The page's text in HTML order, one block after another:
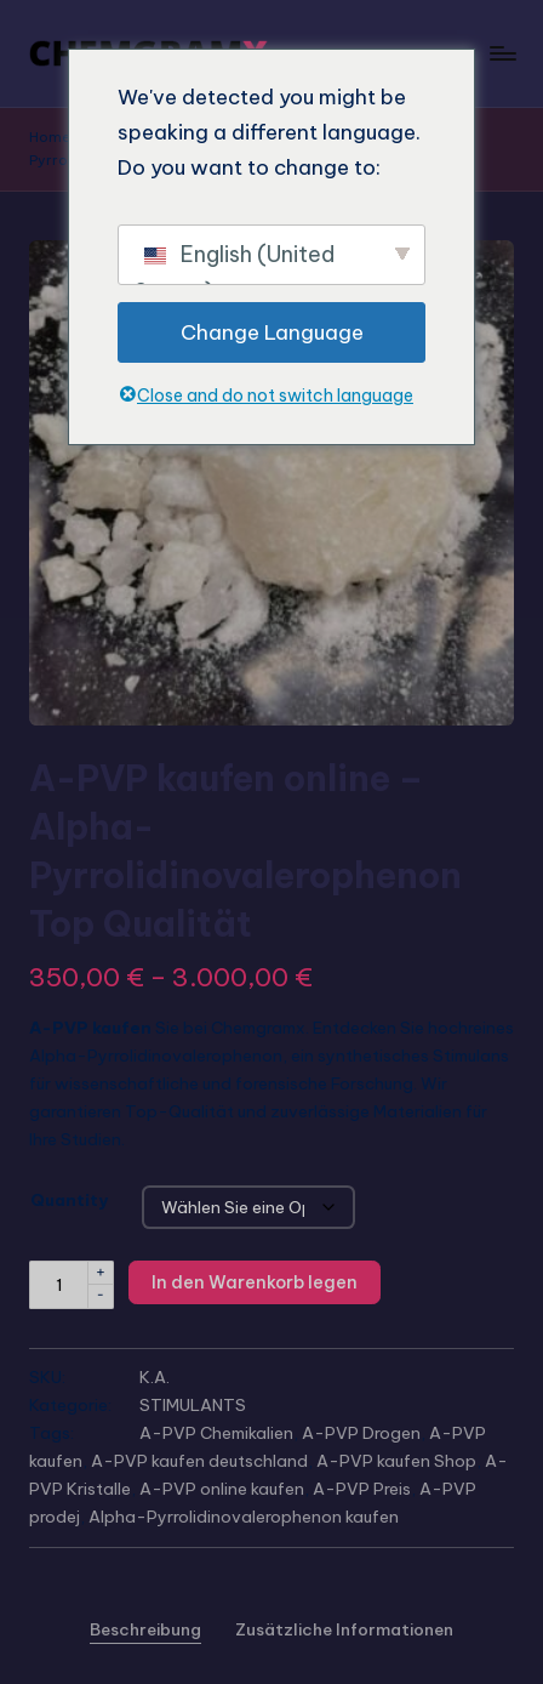
Home Shop»A-PVP kaufen online – Alpha-
Pyrrolidinovalerophenon Top Qualität
350,00 € – 3.000,00 €
A-PVP kaufen Sie bei Chemgramx. Entdecken Sie hochreines
Alpha-Pyrrolidinovalerophenon, ein synthetisches Stimulans
für wissenschaftliche und forensische Forschung. Wir
garantieren Top-Qualität und zuverlässige Materialien für
Ihre Studien.
Quantity
-
+
In den Warenkorb legen
SKU:
K.A.
Kategorie:
STIMULANTS
Tags:
A-PVP Chemikalien A-PVP Drogen A-PVP
kaufen A-PVP kaufen deutschland A-PVP kaufen Shop A-
PVP Kristalle A-PVP online kaufen A-PVP Preis A-PVP
prodej Alpha-Pyrrolidinovalerophenon kaufen
Beschreibung Zusätzliche Informationen
We've detected you might be
speaking a different language.
Do you want to change to:
English (United
States)
Change Language
Close and do not switch language